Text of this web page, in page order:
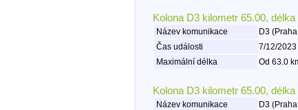
Kolona D3 kilometr 65.00,
Název komunikace D3
Čas události
7/12/2023
Maximální délka
Od 63.0
Kolona D3 kilometr 65.00,
Název komunikace D3